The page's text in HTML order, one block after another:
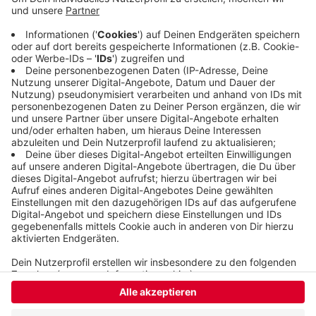
Fitnessbereich schließen bereits um 14:00 Uhr und
Schul-, Vereins- und Kursbetrieb ist von diesen
Änderungen nicht betroffen und findet wie geplant
statt.
Veröffentlicht:Freitag, 22.05.2026 13:11
Anzeige
Anzeige